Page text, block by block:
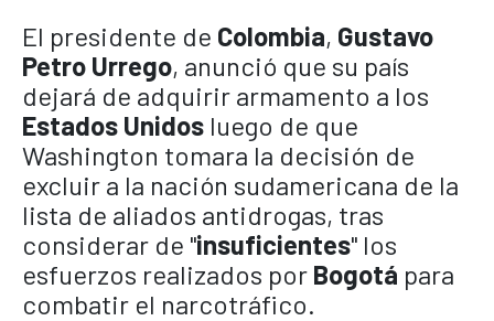
El presidente de Colombia, Gustavo
Petro Urrego, anunció que su país
dejará de adquirir armamento a los
Estados Unidos luego de que
Washington tomara la decisión de
excluir a la nación sudamericana de la
lista de aliados antidrogas, tras
considerar de "insuficientes" los
esfuerzos realizados por Bogotá para
combatir el narcotráfico.